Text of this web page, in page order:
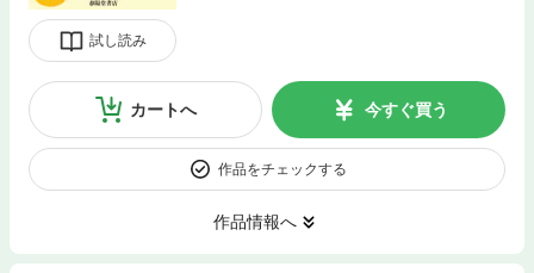
試し読み
カートへ 今すぐ買う
作品をチェックする
作品情報へ